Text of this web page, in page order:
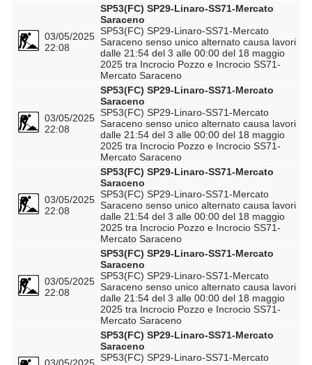
03/05/2025
22:08
SP53(FC) SP29-Linaro-SS71-Mercato
Saraceno
SP53(FC) SP29-Linaro-SS71-Mercato
Saraceno senso unico alternato causa lavori
dalle 21:54 del 3 alle 00:00 del 18 maggio
2025 tra Incrocio Pozzo e Incrocio SS71-
Mercato Saraceno
03/05/2025
22:08
SP53(FC) SP29-Linaro-SS71-Mercato
Saraceno
SP53(FC) SP29-Linaro-SS71-Mercato
Saraceno senso unico alternato causa lavori
dalle 21:54 del 3 alle 00:00 del 18 maggio
2025 tra Incrocio Pozzo e Incrocio SS71-
Mercato Saraceno
03/05/2025
22:08
SP53(FC) SP29-Linaro-SS71-Mercato
Saraceno
SP53(FC) SP29-Linaro-SS71-Mercato
Saraceno senso unico alternato causa lavori
dalle 21:54 del 3 alle 00:00 del 18 maggio
2025 tra Incrocio Pozzo e Incrocio SS71-
Mercato Saraceno
03/05/2025
22:08
SP53(FC) SP29-Linaro-SS71-Mercato
Saraceno
SP53(FC) SP29-Linaro-SS71-Mercato
Saraceno senso unico alternato causa lavori
dalle 21:54 del 3 alle 00:00 del 18 maggio
2025 tra Incrocio Pozzo e Incrocio SS71-
Mercato Saraceno
SP53(FC) SP29-Linaro-SS71-Mercato
Saraceno
SP53(FC) SP29-Linaro-SS71-Mercato